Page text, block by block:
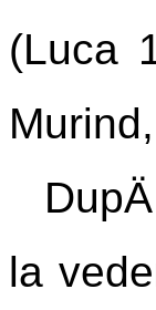
(Luca
DupÄ
la